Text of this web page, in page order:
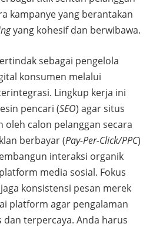
kampanye yang berantakan
yang kohesif dan berwibawa.
sebagai pengelola
konsumen melalui
Lingkup kerja ini
pencari (SEO) agar situs
calon pelanggan secara
berbayar (Pay-Per-Click/PPC)
interaksi organik
media sosial. Fokus
konsistensi pesan merek
platform agar pengalaman
terpercaya. Anda harus